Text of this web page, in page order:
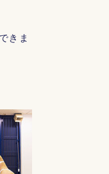
きま